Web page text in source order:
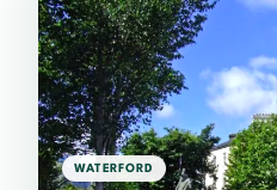
WATERFORD